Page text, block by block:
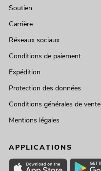
Soutien
Carrière
Réseaux sociaux
Conditions de paiement
Expédition
Protection des données
Conditions générales de vente
Mentions légales
APPLICATIONS